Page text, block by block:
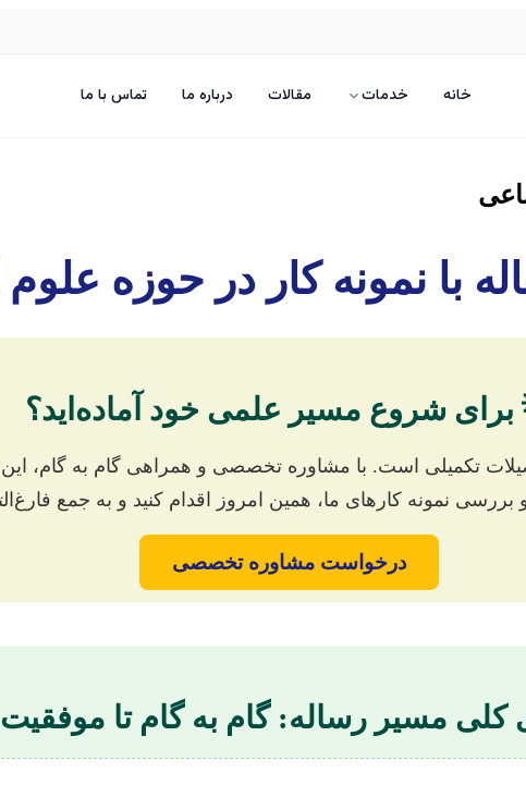
خانه خدمات مقالات درباره ما تماس با ما
با نمونه کار در حوزه
برای شروع مسیر علمی خود آماده‌اید؟
تکمیلی است. با مشاوره تخصصی و همراهی گام به گام، این
بررسی نمونه کارهای ما، همین امروز اقدام کنید و به جمع
درخواست مشاوره تخصصی
کلی مسیر رساله: گام به گام تا موفقیت